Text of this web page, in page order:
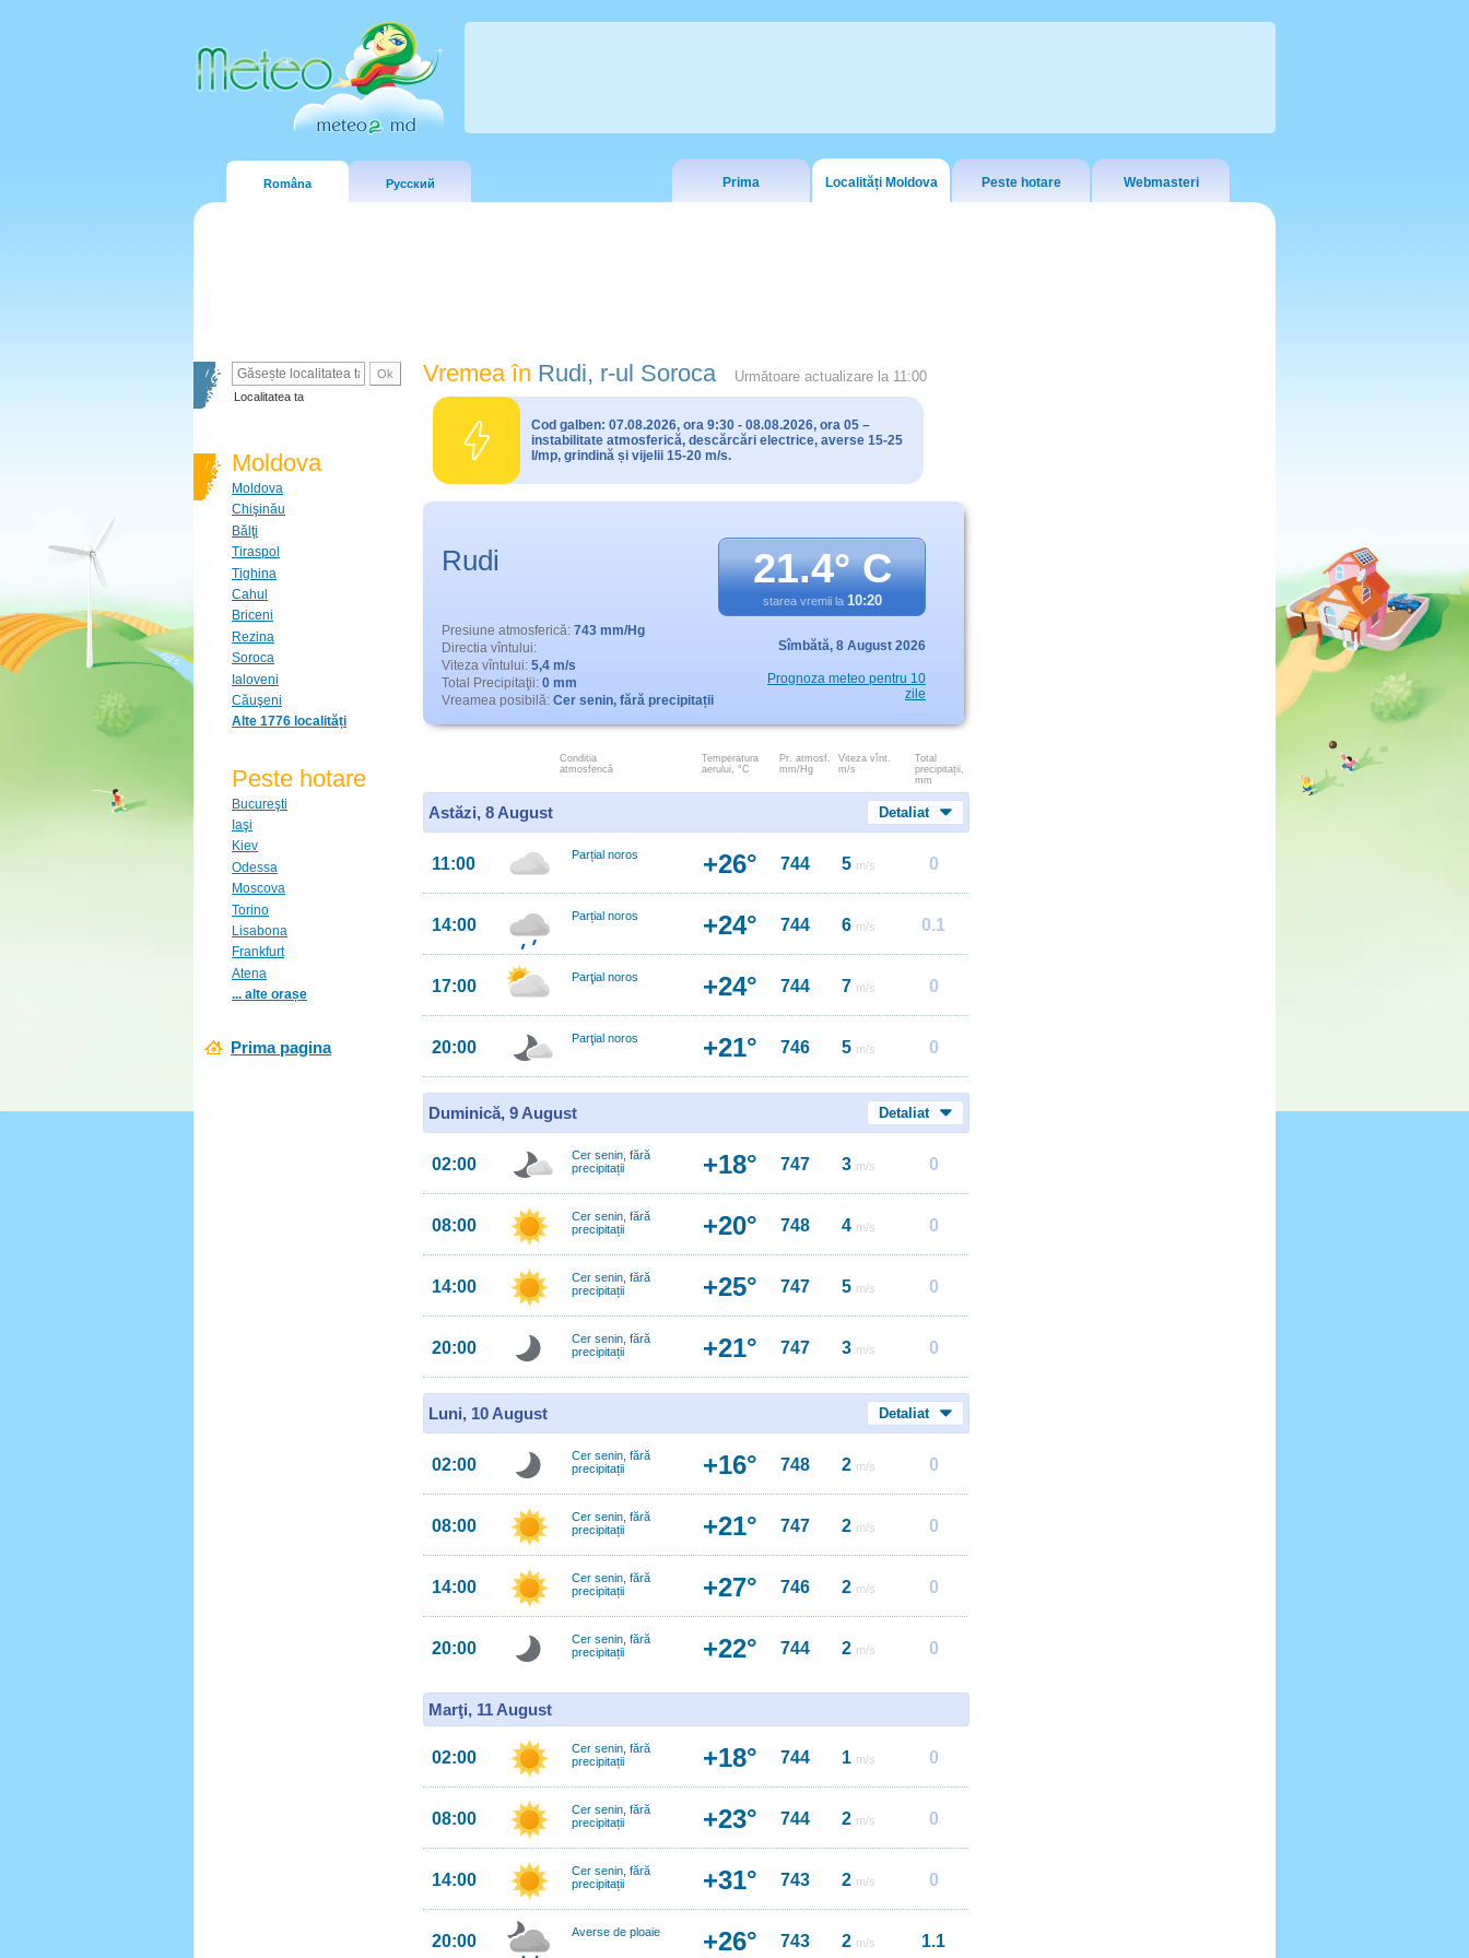
Româna Русский Prima Localități Moldova Peste hotare Webmasteri
Localitatea ta
Moldova
Moldova
Chişinău
Bălţi
Tiraspol
Tighina
Cahul
Briceni
Rezina
Soroca
Ialoveni
Căuşeni
Alte 1776 localități
Peste hotare
Bucureşti
Iaşi
Kiev
Odessa
Moscova
Torino
Lisabona
Frankfurt
Atena
... alte orașe
Prima pagina
Vremea în Rudi, r-ul Soroca Următoare actualizare la 11:00
Cod galben: 07.08.2026, ora 9:30 - 08.08.2026, ora 05 –
instabilitate atmosferică, descărcări electrice, averse 15-25
l/mp, grindină și vijelii 15-20 m/s.
Rudi 21.4° C
starea vremii la 10:20
Presiune atmosferică: 743 mm/Hg
Directia vîntului:
Viteza vîntului: 5,4 m/s
Total Precipitaţii: 0 mm
Vreamea posibilă: Cer senin, fără precipitații
Sîmbătă, 8 August 2026
Prognoza meteo pentru 10
zile
Conditia
atmosferică
Temperatura
aerului, °C
Pr. atmosf.
mm/Hg
Viteza vînt.
m/s
Total
precipitații,
mm
Astăzi, 8 August Detaliat
11:00 Parțial noros +26° 744 5 m/s 0
14:00 Parțial noros +24° 744 6 m/s 0.1
17:00 Parţial noros +24° 744 7 m/s 0
20:00 Parţial noros +21° 746 5 m/s 0
Duminică, 9 August Detaliat
02:00
Cer senin, fără
precipitații
+18° 747 3 m/s 0
08:00
Cer senin, fără
precipitații
+20° 748 4 m/s 0
14:00
Cer senin, fără
precipitații
+25° 747 5 m/s 0
20:00
Cer senin, fără
precipitații
+21° 747 3 m/s 0
Luni, 10 August Detaliat
02:00
Cer senin, fără
precipitații
+16° 748 2 m/s 0
08:00
Cer senin, fără
precipitații
+21° 747 2 m/s 0
14:00
Cer senin, fără
precipitații
+27° 746 2 m/s 0
20:00
Cer senin, fără
precipitații
+22° 744 2 m/s 0
Marţi, 11 August
02:00
Cer senin, fără
precipitații
+18° 744 1 m/s 0
08:00
Cer senin, fără
precipitații
+23° 744 2 m/s 0
14:00
Cer senin, fără
precipitații
+31° 743 2 m/s 0
20:00 Averse de ploaie +26° 743 2 m/s 1.1